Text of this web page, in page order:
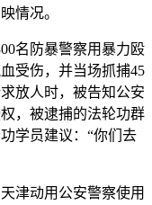
情况。
名防暴警察用暴力殴
受伤，并当场抓捕45
放人时，被告知公安
，被逮捕的法轮功群
学员建议：“你们去
津动用公安警察使用